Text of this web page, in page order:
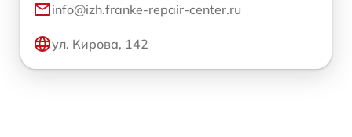
info@izh.franke-repair-center.ru
ул. Кирова, 142